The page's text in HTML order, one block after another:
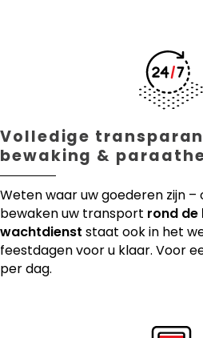
Volledige
bewaking &
Weten waar uw goederen zijn –
bewaken uw transport rond de
wachtdienst staat ook in het
feestdagen voor u klaar. Voor
per dag.